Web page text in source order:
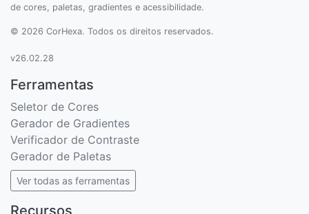
de cores, paletas, gradientes e acessibilidade.
© 2026 CorHexa. Todos os direitos reservados.
v26.02.28
Ferramentas
Seletor de Cores
Gerador de Gradientes
Verificador de Contraste
Gerador de Paletas
Ver todas as ferramentas
Recursos